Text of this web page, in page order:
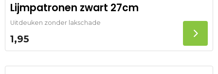
Lijmpatronen zwart 27cm
Uitdeuken zonder lakschade
1,95